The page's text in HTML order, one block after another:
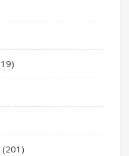
(201)